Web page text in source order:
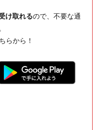
け取れるので、不要な通
らから！